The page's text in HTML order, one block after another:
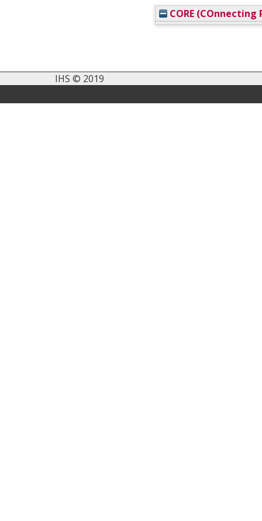
CORE (COnnecting
IHS © 2019